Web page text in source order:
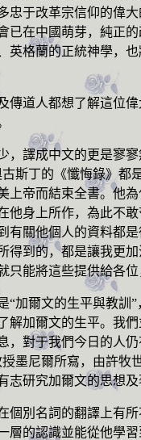
忠于改革宗信仰的偉
已在中國萌芽，純正
英格蘭的正統神學，
傳道人都想了解這位
，譯成中文的更是寥
斯丁的《懺悔錄》都
上帝而結束全書。他
他身上所作，為此不
有關他個人的資料都
得到的，都是讓我更
只能將這些提供給各
“加爾文的生平與教訓
解加爾文的生平。我
，對于我們今日的人
墨尼爾所寫，由許
志研究加爾文的思想
個別名詞的翻譯上有
層的認識並能從他學